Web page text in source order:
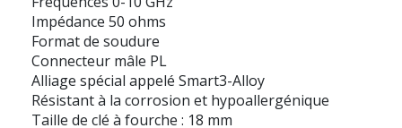
Impédance 50 ohms
Format de soudure
Connecteur mâle PL
Alliage spécial appelé Smart3-Alloy
Résistant à la corrosion et hypoallergénique
Taille de clé à fourche : 18 mm